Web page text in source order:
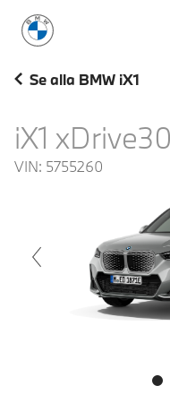
BMW Sverige
Se alla BMW iX1
iX1 xDrive30
VIN: 5755260